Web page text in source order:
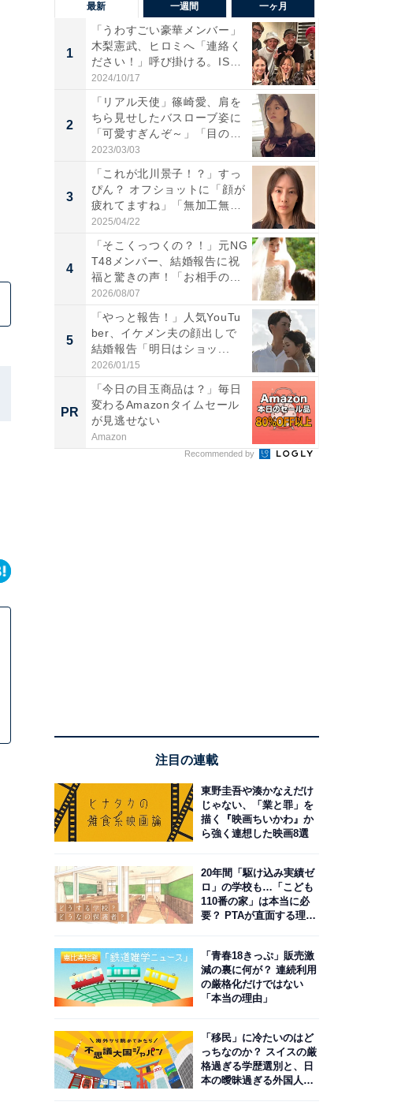
最新 一週間 一ヶ月
1
「うわすごい豪華メンバー」
木梨憲武、ヒロミへ「連絡く
ださい！」呼び掛ける。IS
S...
2024/10/17
2
「リアル天使」篠崎愛、肩を
ちら見せしたバスローブ姿に
「可愛すぎんぞ～」「目の表
情...
2023/03/03
3
「これが北川景子！？」すっ
ぴん？ オフショットに「顔が
疲れてますね」「無加工無
表...
2025/04/22
4
「そこくっつくの？！」元NG
T48メンバー、結婚報告に祝
福と驚きの声！「お相手の...
2026/08/07
5
「やっと報告！」人気YouTu
ber、イケメン夫の顔出しで
結婚報告「明日はショッ...
2026/01/15
PR
「今日の目玉商品は？」毎日
変わるAmazonタイムセール
が見逃せない
Amazon
Recommended by
注目の連載
東野圭吾や湊かなえだけ
じゃない、「業と罪」を
描く『映画ちいかわ』か
ら強く連想した映画8選
20年間「駆け込み実績ゼ
ロ」の学校も…「こども
110番の家」は本当に必
要？ PTAが直面する理想
「青春18きっぷ」販売激
減の裏に何が？ 連続利用
の厳格化だけではない
「本当の理由」
「移民」に冷たいのはど
っちなのか？ スイスの厳
格過ぎる学歴選別と、日
本の曖昧過ぎる外国人政